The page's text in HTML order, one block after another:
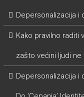
Depersonalizacija i
Kako pravilno raditi
zašto većini ljudi ne
Depersonalizacija i